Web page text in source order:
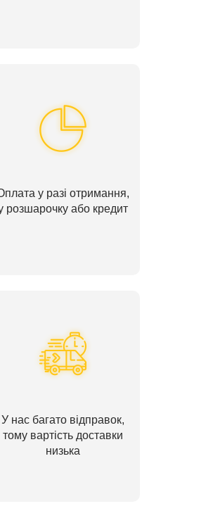
у разі отримання,
розшарочку або кредит
У нас багато відправок,
тому вартість доставки
низька